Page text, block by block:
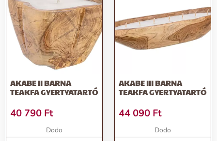
AKABE II BARNA
TEAKFA GYERTYATARTÓ
40 790 Ft
Dodo
AKABE III BARNA
TEAKFA GYERTYATARTÓ
44 090 Ft
Dodo